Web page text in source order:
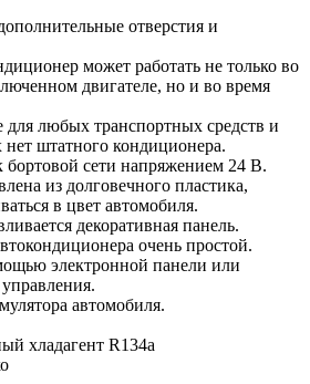
отверстия и
может работать не только во
двигателе, но и во время
для любых транспортных средств и
штатного кондиционера.
бортовой сети напряжением 24 В.
из долговечного пластика,
в цвет автомобиля.
декоративная панель.
очень простой.
электронной панели или
автомобиля.
хладагент R134a